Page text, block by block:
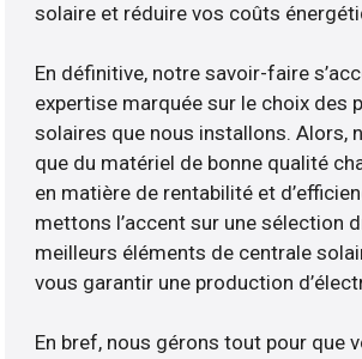
solaire et réduire vos coûts
En définitive, notre savoir-faire
expertise marquée sur le choix des
solaires que nous installons. Alors,
que du matériel de bonne qualité
en matière de rentabilité et
mettons l’accent sur une sélection
meilleurs éléments de centrale
vous garantir une production
En bref, nous gérons tout pour que